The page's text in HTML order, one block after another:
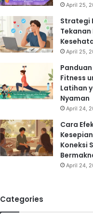
April 25,
Strategi
April 25,
Fitness
Latihan
Nyaman
April 24,
Cara
Koneksi
April 24,
Categories